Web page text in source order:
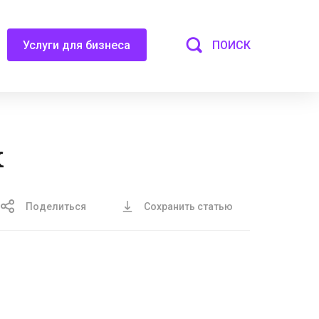
Услуги для бизнеса ПОИСК
Поделиться Сохранить статью